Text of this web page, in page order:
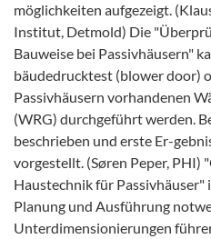
möglichkeiten aufgezeigt.
Institut, Detmold) Die
Bauweise bei Passivhäusern"
bäudedrucktest (blower door)
Passivhäusern vorhandenen
(WRG) durchgeführt werden.
beschrieben und erste Er-
vorgestellt. (Søren Peper, PHI)
Haustechnik für Passivhäuser"
Planung und Ausführung
Unterdimensionierungen